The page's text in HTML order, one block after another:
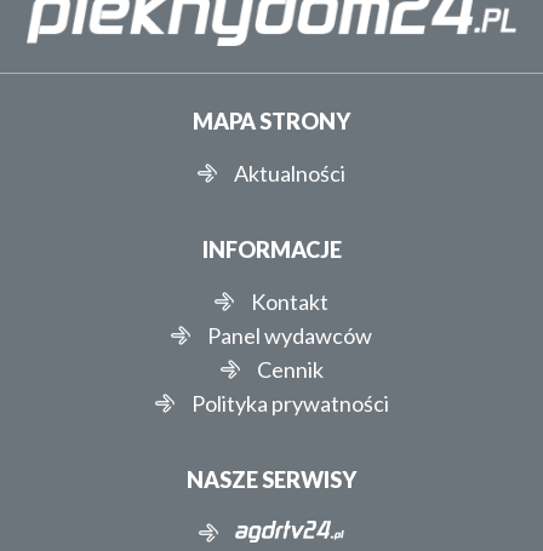
MAPA STRONY
Aktualności
INFORMACJE
Kontakt
Panel wydawców
Cennik
Polityka prywatności
NASZE SERWISY